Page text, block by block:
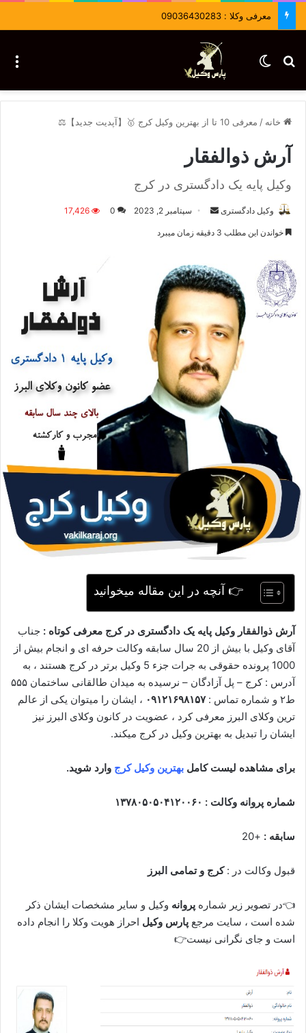
معرفی وکلا : 09036430283
جستجو برایتغییر پوسته
خانه / معرفی 10 تا از بهترین وکیل کرج 🥇【آپدیت جدید】⚖️
آرش ذوالفقار
وکیل پایه یک دادگستری در کرج
وکیل دادگستری
ل
ا
م
ی
ل
سپتامبر 2, 2023 0
17,426
خواندن این مطلب 3 دقیقه زمان میبرد
👉 آنچه در این مقاله میخوانید
آرش ذوالفقار وکیل پایه یک دادگستری در کرج معرفی کوتاه : جناب
آقای وکیل با بیش از 20 سال سابقه وکالت حرفه ای و انجام بیش از
1000 پرونده حقوقی به جرات جزء 5 وکیل برتر در کرج هستند ، به
آدرس : کرج – پل آزادگان – نرسیده به میدان طالقانی ساختمان ۵۵۵
ط۲ و شماره تماس :
۰۹۱۲۱۶۹۸۱۵۷ ، ایشان را میتوان یکی از عالم
ترین وکلای البرز معرفی کرد ، عضویت در کانون وکلای البرز نیز
ایشان را تبدیل به بهترین وکیل در کرج میکند.
برای مشاهده لیست کامل بهترین وکیل کرج وارد شوید.
شماره پروانه وکالت : ۱۳۷۸۰۵۰۵۰۴۱۲۰۰۶۰
سابقه : +20
قبول وکالت در :کرج و تمامی البرز
👈در تصویر زیر شماره پروانه وکیل و سایر مشخصات ایشان ذکر
شده است ، سایت مرجع پارس وکیل احراز هویت وکلا را انجام داده
است و جای نگرانی نیست👉